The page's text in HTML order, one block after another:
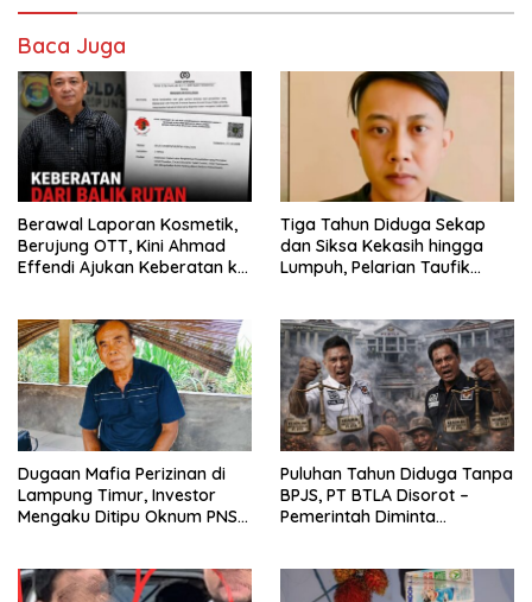
Baca Juga
Berawal Laporan Kosmetik,
Berujung OTT, Kini Ahmad
Effendi Ajukan Keberatan ke
Tiga Tahun Diduga Sekap
dan Siksa Kekasih hingga
Lumpuh, Pelarian Taufik
Dugaan Mafia Perizinan di
Lampung Timur, Investor
Mengaku Ditipu Oknum PNS
Puluhan Tahun Diduga Tanpa
BPJS, PT BTLA Disorot –
Pemerintah Diminta